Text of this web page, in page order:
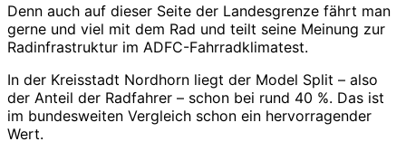
Denn auch auf dieser Seite der Landesgrenze fährt man
gerne und viel mit dem Rad und teilt seine Meinung zur
Radinfrastruktur im ADFC-Fahrradklimatest.
In der Kreisstadt Nordhorn liegt der Model Split – also
der Anteil der Radfahrer – schon bei rund 40 %. Das ist
im bundesweiten Vergleich schon ein hervorragender
Wert.